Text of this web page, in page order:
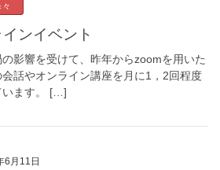
インイベント
の影響を受けて、昨年からzoomを用いた
話やオンライン講座を月に1，2回程度
います。 […]
6月11日